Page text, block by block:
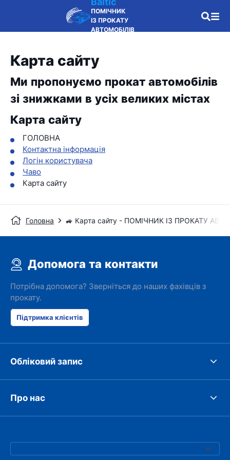
ПОМІЧНИК
ІЗ ПРОКАТУ
АВТОМОБІЛІВ
Карта сайту
Ми пропонуємо прокат автомобілів
зі знижками в усіх великих містах
Карта сайту
ГОЛОВНА
Контактна інформація
Логін користувача
Чаво
Карта сайту
Головна 🚙 Карта сайту - ПОМІЧНИК ІЗ ПРОКАТУ
Допомога та контакти
Потрібна допомога? Зверніться до наших фахівців з
прокату.
Підтримка клієнтів
Обліковий запис
Про нас